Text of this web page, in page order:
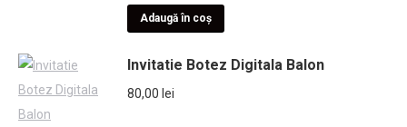
Adaugă în coș
Invitatie Botez Digitala Balon
80,00 lei